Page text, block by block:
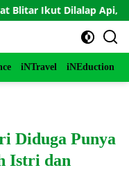
Dilalap Api, Segini
iNTravel iNEduction
Diduga Punya
Istri dan